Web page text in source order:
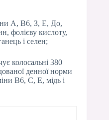
А, В6, З, Е, До,
фолієву кислоту,
і селен;
колосальні 380
денної норми
В6, С, Е, мідь і